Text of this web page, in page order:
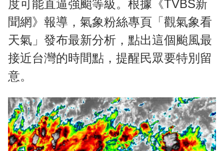
度可能直逼強颱等級。根據《TVBS新
聞網》報導，氣象粉絲專頁「觀氣象看
天氣」發布最新分析，點出這個颱風最
接近台灣的時間點，提醒民眾要特別留
意。